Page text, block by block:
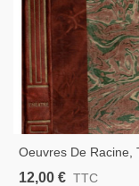
Oeuvres De Racine,
Andromaque,
12,00 € TTC